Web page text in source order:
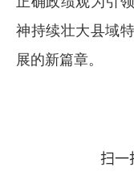
神持续壮大县域
展的新篇章。
扫一